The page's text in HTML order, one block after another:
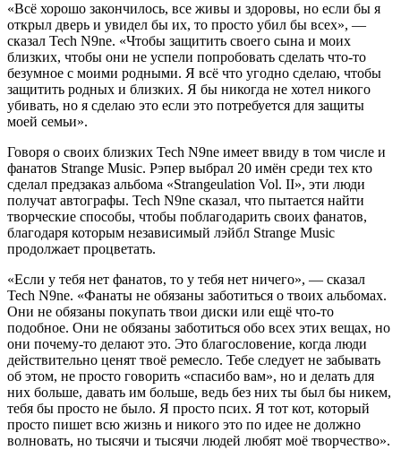
«Всё хорошо закончилось, все живы и здоровы, но если бы я
открыл дверь и увидел бы их, то просто убил бы всех», —
сказал Tech N9ne. «Чтобы защитить своего сына и моих
близких, чтобы они не успели попробовать сделать что-то
безумное с моими родными. Я всё что угодно сделаю, чтобы
защитить родных и близких. Я бы никогда не хотел никого
убивать, но я сделаю это если это потребуется для защиты
моей семьи».
Говоря о своих близких Tech N9ne имеет ввиду в том числе и
фанатов Strange Music. Рэпер выбрал 20 имён среди тех кто
сделал предзаказ альбома «Strangeulation Vol. II», эти люди
получат автографы. Tech N9ne сказал, что пытается найти
творческие способы, чтобы поблагодарить своих фанатов,
благодаря которым независимый лэйбл Strange Music
продолжает процветать.
«Если у тебя нет фанатов, то у тебя нет ничего», — сказал
Tech N9ne. «Фанаты не обязаны заботиться о твоих альбомах.
Они не обязаны покупать твои диски или ещё что-то
подобное. Они не обязаны заботиться обо всех этих вещах, но
они почему-то делают это. Это благословение, когда люди
действительно ценят твоё ремесло. Тебе следует не забывать
об этом, не просто говорить «спасибо вам», но и делать для
них больше, давать им больше, ведь без них ты был бы никем,
тебя бы просто не было. Я просто псих. Я тот кот, который
просто пишет всю жизнь и никого это по идее не должно
волновать, но тысячи и тысячи людей любят моё творчество».